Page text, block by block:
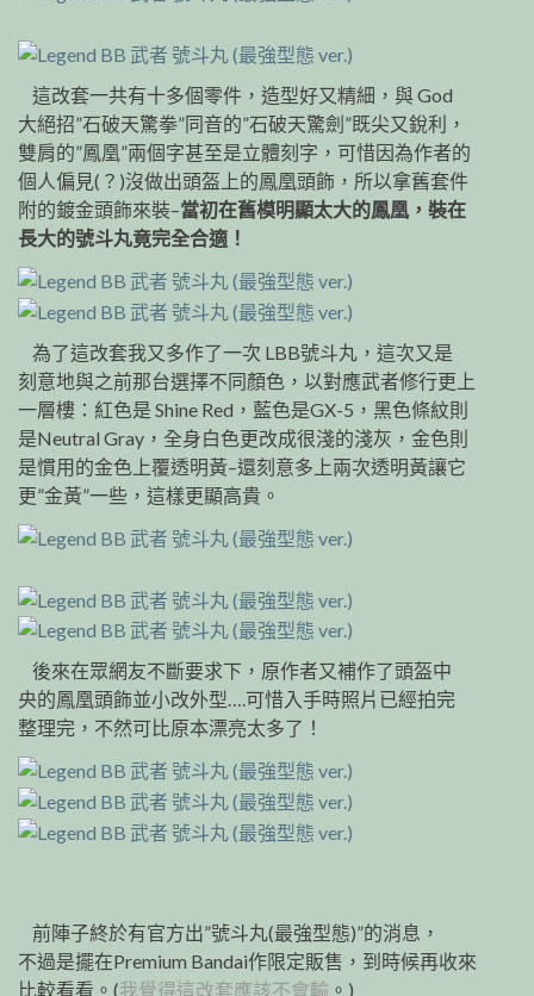
這改套一共有十多個零件，造型好又精細，與 God
大絕招”石破天驚拳”同音的”石破天驚劍”既尖又銳利，
雙肩的”鳳凰”兩個字甚至是立體刻字，可惜因為作者的
個人偏見(？)沒做出頭盔上的鳳凰頭飾，所以拿舊套件
附的鍍金頭飾來裝–當初在舊模明顯太大的鳳凰，裝在
長大的號斗丸竟完全合適！
為了這改套我又多作了一次 LBB號斗丸，這次又是
刻意地與之前那台選擇不同顏色，以對應武者修行更上
一層樓：紅色是 Shine Red，藍色是GX-5，黑色條紋則
是Neutral Gray，全身白色更改成很淺的淺灰，金色則
是慣用的金色上覆透明黃–還刻意多上兩次透明黃讓它
更”金黃”一些，這樣更顯高貴。
後來在眾網友不斷要求下，原作者又補作了頭盔中
央的鳳凰頭飾並小改外型….可惜入手時照片已經拍完
整理完，不然可比原本漂亮太多了！
前陣子終於有官方出”號斗丸(最強型態)”的消息，
不過是擺在Premium Bandai作限定販售，到時候再收來
比較看看。(我覺得這改套應該不會輸 。)